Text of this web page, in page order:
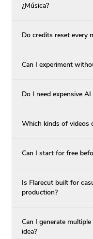
¿Música?
Do credits reset every
Can I experiment
Do I need expensive
Which kinds of videos
Can I start for free
Is Flarecut built for
production?
Can I generate
idea?